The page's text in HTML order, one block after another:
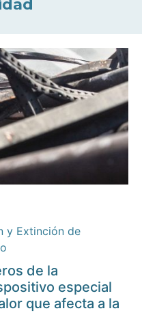
y Extinción de
de la
especial
que afecta a la